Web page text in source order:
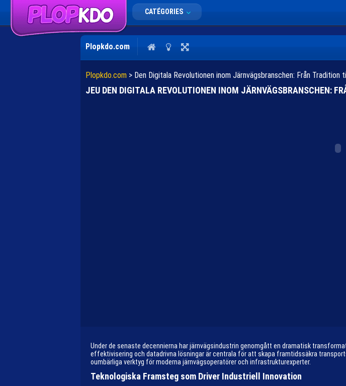
CATÉGORIES
Plopkdo.com
Plopkdo.com > Den Digitala Revolutionen inom Järnvägsbranschen: Från Tradition
JEU DEN DIGITALA REVOLUTIONEN INOM JÄRNVÄGSBRANSCHEN:
Under de senaste decennierna har järnvägsindustrin genomgått en dramatisk
effektivisering och datadrivna lösningar är centrala för att skapa framtidssäkra
oumbärliga verktyg för moderna järnvägsoperatörer och infrastrukturexperter.
Teknologiska Framsteg som Driver Industriell Innovation